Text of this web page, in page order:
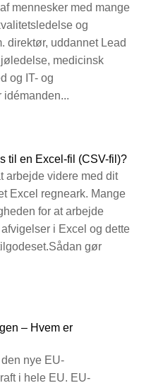
mennesker med mange
og
direktør, uddannet Lead
medicinsk
og IT- og
idémanden...
til en Excel-fil (CSV-fil)?
arbejde videre med dit
Excel regneark. Mange
for at arbejde
i Excel og dette
gør
– Hvem er
nye EU-
i hele EU. EU-